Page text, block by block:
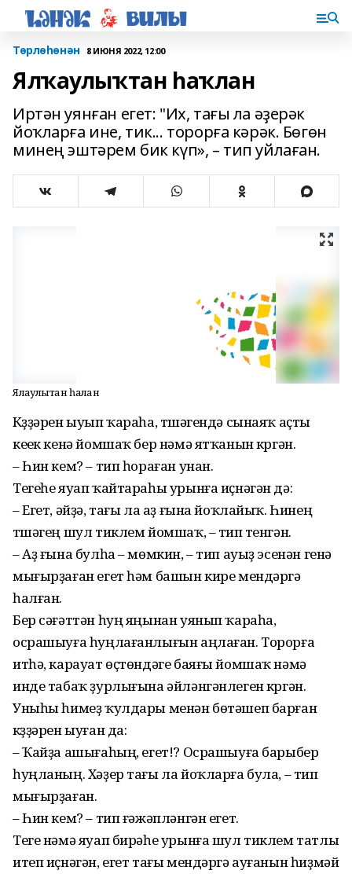
Төрлөһөнән 8 ИЮНЯ 2022, 12:00
Ялҡаулыҡтан һаҡлан
Иртән уянған егет: "Их, тағы ла әҙерәк
йоҡларға ине, тик... торорға кәрәк. Бөгөн
минең эштәрем бик күп», – тип уйлаған.
Ялҡаулыҡтан һаҡлан
Күҙҙәрен ыуып ҡараһа, түшәгендә сынаяҡ аҫты
кеүек кенә йомшаҡ бер нәмә ятҡанын күргән.
– Һин кем? – тип һораған унан.
Тегеһе яуап ҡайтараһы урынға иҫнәгән дә:
– Егет, әйҙә, тағы ла аҙ ғына йоҡлайыҡ. Һинең
түшәгең шул тиклем йомшаҡ, – тип үтенгән.
– Аҙ ғына булһа – мөмкин, – тип ауыҙ эсенән генә
мығырҙаған егет һәм башын кире мендәргә
һалған.
Бер сәғәттән һуң яңынан уянып ҡараһа,
осрашыуға һуңлағанлығын аңлаған. Торорға
итһә, карауат өҫтөндәге баяғы йомшаҡ нәмә
инде табаҡ ҙурлығына әйләнгәнлеген күргән.
Уныһы һимеҙ ҡулдары менән бөтәшеп барған
күҙҙәрен ыуған да:
– Ҡайҙа ашығаһың, егет!? Осрашыуға барыбер
һуңланың. Хәҙер тағы ла йоҡларға була, – тип
мығырҙаған.
– Һин кем? – тип ғәжәпләнгән егет.
Теге нәмә яуап бирәһе урынға шул тиклем татлы
итеп иҫнәгән, егет тағы мендәргә ауғанын һиҙмәй